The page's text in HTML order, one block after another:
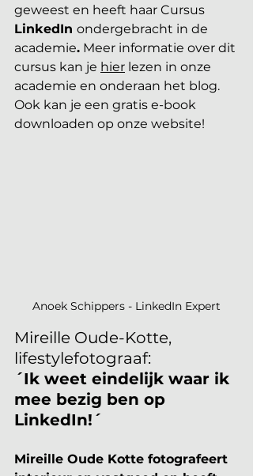
geweest en heeft haar Cursus
LinkedIn ondergebracht in de
academie. Meer informatie over dit
cursus kan je hier lezen in onze
academie en onderaan het blog.
Ook kan je een gratis e-book
downloaden op onze website!
Anoek Schippers - LinkedIn Expert
Mireille Oude-Kotte,
lifestylefotograaf:
´Ik weet eindelijk waar ik
mee bezig ben op
LinkedIn!´
Mireille Oude Kotte fotografeert